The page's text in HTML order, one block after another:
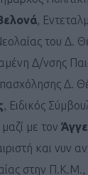
,
του Δ.
Δ/νσης
Δ.
, Ειδικός
με τον
και νυν
στην Π.Κ.Μ.,